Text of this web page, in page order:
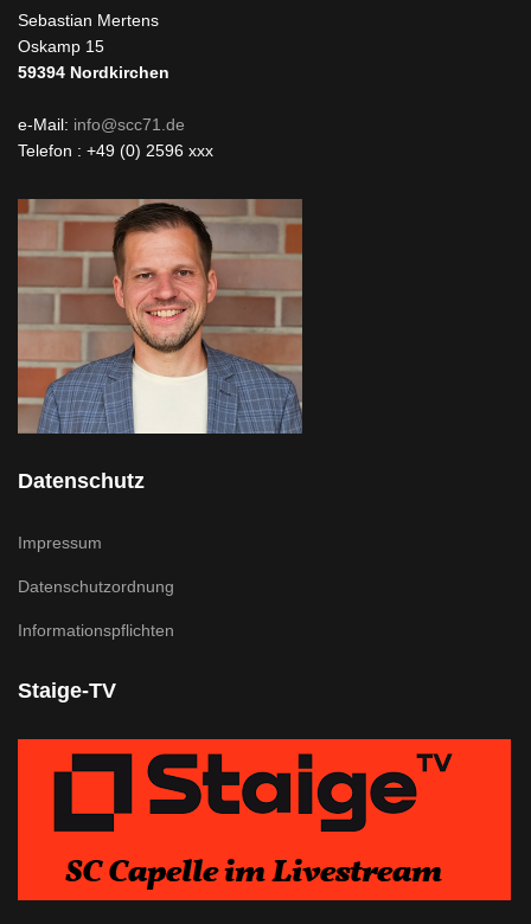
Sebastian Mertens
Oskamp 15
59394 Nordkirchen
e-Mail: info@scc71.de
Telefon : +49 (0) 2596 xxx
Datenschutz
Impressum
Datenschutzordnung
Informationspflichten
Staige-TV